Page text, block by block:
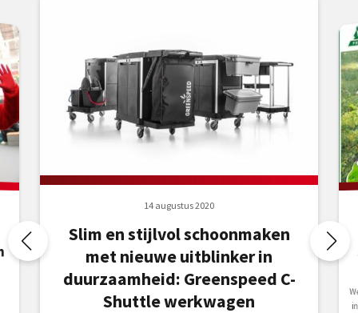
14 augustus 2020
Slim en stijlvol schoonmaken
met nieuwe uitblinker in
duurzaamheid: Greenspeed C-
Shuttle werkwagen